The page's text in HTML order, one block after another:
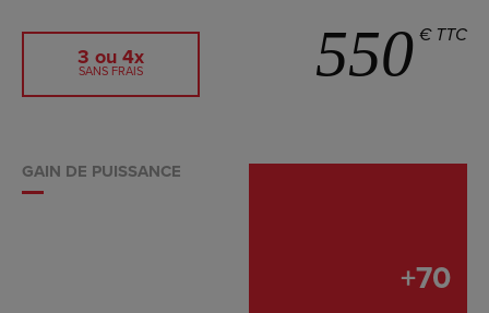
3 ou 4x
SANS FRAIS 550 € TTC
GAIN DE PUISSANCE
+70